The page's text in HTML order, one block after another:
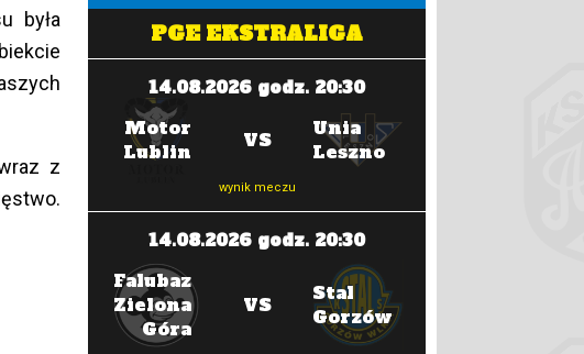
była
z
PGE EKSTRALIGA
14.08.2026 godz. 20:30
Motor
Lublin
VS
Unia
Leszno
wynik meczu
14.08.2026 godz. 20:30
Falubaz
Zielona
Góra
VS
Stal
Gorzów